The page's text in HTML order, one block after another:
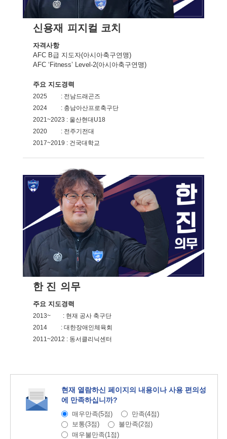
신용재 피지컬 코치
자격사항
AFC B급 지도자(아시아축구연맹)
AFC ‘Fitness’ Level-2(아시아축구연맹)
주요 지도경력
2025 : 전남드래곤즈
2024 : 충남아산프로축구단
2021~2023 : 울산현대U18
2020 : 전주기전대
2017~2019 : 건국대학교
한 진 의무
주요 지도경력
2013~ : 현재 공사 축구단
2014 : 대한장애인체육회
2011~2012 : 동서클리닉센터
현재 열람하신 페이지의 내용이나 사용 편의성
에 만족하십니까?
매우만족(5점)
만족(4점)
보통(3점)
불만족(2점)
매우불만족(1점)